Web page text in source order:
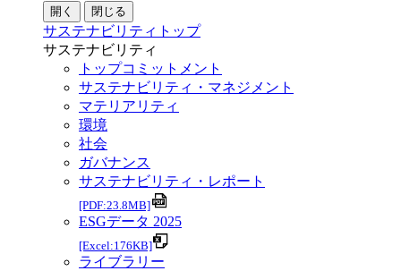
開く 閉じる
サステナビリティトップ
サステナビリティ
トップコミットメント
サステナビリティ・マネジメント
マテリアリティ
環境
社会
ガバナンス
サステナビリティ・レポート
[PDF:23.8MB]
ESGデータ 2025
[Excel:176KB]
ライブラリー